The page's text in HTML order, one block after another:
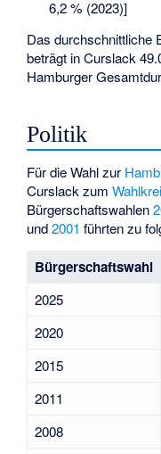
6,2 % (2023)]
Das durchschnittliche
beträgt in Curslack
Hamburger
Politik
Für die Wahl zur
Curslack zum
Bürgerschaftswahlen
und2001 führten zu
Bürgerschaftswahl
2025
2020
2015
2011
2008